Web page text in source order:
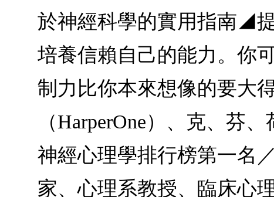
於神經科學的實用指南◢
培養信賴自己的能力。你
制力比你本來想像的要大
（HarperOne）、克、芬
神經心理學排行榜第一名
家、心理系教授、臨床心